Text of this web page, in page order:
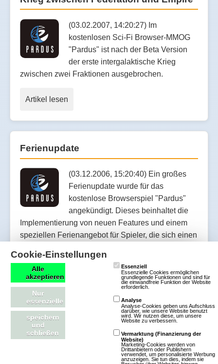
(03.02.2007, 14:20:27) Im
kostenlosen Sci-Fi Browser-MMOG
"Pardus" ist nach der Beta Version
der erste intergalaktische Krieg
zwischen zwei Fraktionen ausgebrochen.
Artikel lesen
Ferienupdate
(03.12.2006, 15:20:40) Ein großes
Ferienupdate wurde für das
kostenlose Browserspiel "Pardus"
angekündigt. Dieses beinhaltet die
Implementierung von neuen Features und einem
speziellen Ferienangebot für Spieler, die sich einen
Artikel lesen
Pardus geht in die Beta
(11.04.2006, 16:26:04) Pardus hat
einen großen Meilenstein erreicht:
Cookie-Einstellungen
Alle
akzeptieren
Nur
essenzielle
speichern
und
schließen
Essenziell
Essenzielle Cookies ermöglichen
grundlegende Funktionen und sind für
die einwandfreie Funktion der Website
erforderlich.
Analyse
Analyse-Cookies geben uns Aufschluss
darüber, wie unsere Website benutzt
wird. Wir nutzen diese, um unsere
Website zu verbessern.
Vermarktung (Finanzierung der
Website)
Marketing-Cookies werden von
Drittanbietern oder Publishern
verwendet, um personalisierte Werbung
anzuzeigen. Sie tun dies, indem sie